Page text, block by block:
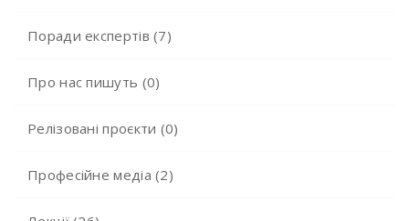
Поради експертів (7)
Про нас пишуть (0)
Релізовані проєкти (0)
Професійне медіа (2)